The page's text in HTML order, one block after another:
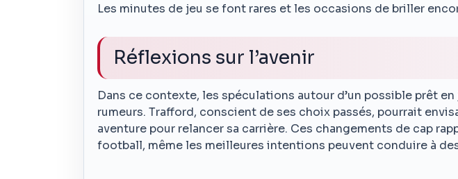
Les minutes de jeu se font rares et les occasions de briller
Réflexions sur l’avenir
Dans ce contexte, les spéculations autour d’un possible prêt
rumeurs. Trafford, conscient de ses choix passés, pourrait
aventure pour relancer sa carrière. Ces changements de cap
football, même les meilleures intentions peuvent conduire à